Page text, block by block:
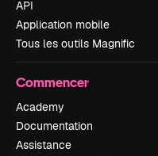
API
Application mobile
Tous les outils Magnific
Commencer
Academy
Documentation
Assistance